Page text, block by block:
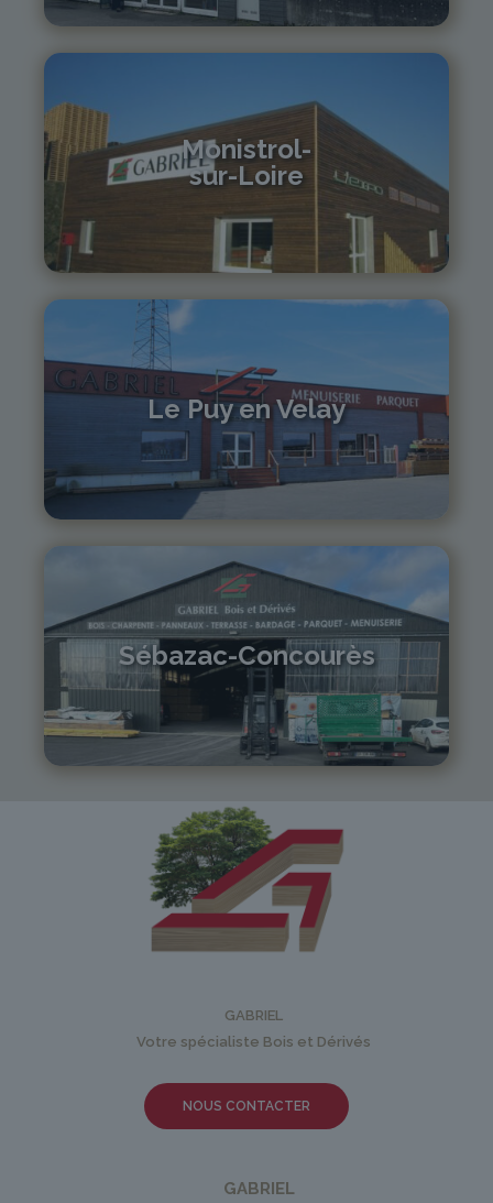
Monistrol-
sur-Loire
monistrol@gabriel-sa.fr
Le Puy en Velay
04 71 01 13 30
lepuy@gabriel-sa.fr
Sébazac-Concourès
05 81 55 83 89
monistrol@gabriel-sa.fr
GABRIEL
Votre spécialiste Bois et Dérivés
NOUS CONTACTER
GABRIEL